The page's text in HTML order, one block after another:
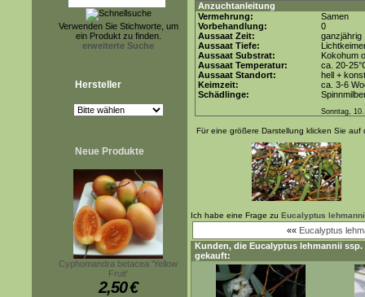
Verwenden Sie Stichworte, um
ein Produkt zu finden.
erweiterte Suche
Hersteller
Neue Produkte
Cyphomandra betacea 'Yellow
Fruit'
2,50€
Anzuchtanleitung
Vermehrung:
Samen
Vorbehandlung:
0
Aussaat Zeit:
ganzjährig
Aussaat Tiefe:
Aussaat Substrat:
Kokohum
Aussaat Temperatur:
ca. 20-
Aussaat Standort:
hell +
Keimzeit:
ca. 3-6
Schädlinge:
Sonntag,
Für eine größere Darstellung klicken Sie auf
Ich habe eine Frage zu Eucalyptus
«« Eucalyptus
Kunden, die Eucalyptus lehmannii ssp.
gekauft: